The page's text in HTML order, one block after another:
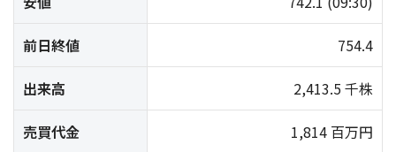
前日終値 754.4
出来高 2,413.5 千株
売買代金 1,814 百万円